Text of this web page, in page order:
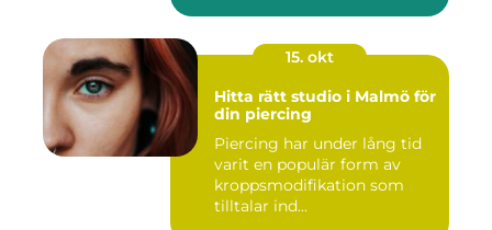
15. okt
Hitta rätt studio i Malmö för
din piercing
Piercing har under lång tid
varit en populär form av
kroppsmodifikation som
tilltalar ind...